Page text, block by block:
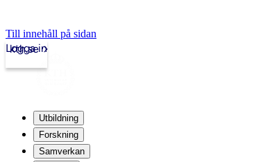
Till innehåll på sidan
kth.se
Logga in
Utbildning
Forskning
Samverkan